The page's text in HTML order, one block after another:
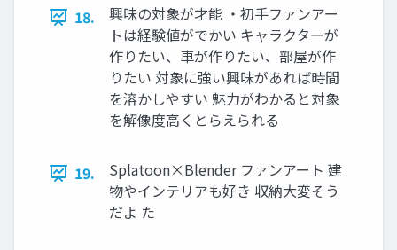
18.
興味の対象が才能 ・初手ファンアー
トは経験値がでかい キャラクターが
作りたい、車が作りたい、部屋が作
りたい 対象に強い興味があれば時間
を溶かしやすい 魅力がわかると対象
を解像度高くとらえられる
19.
Splatoon×Blender ファンアート 建
物やインテリアも好き 収納大変そう
だよ た